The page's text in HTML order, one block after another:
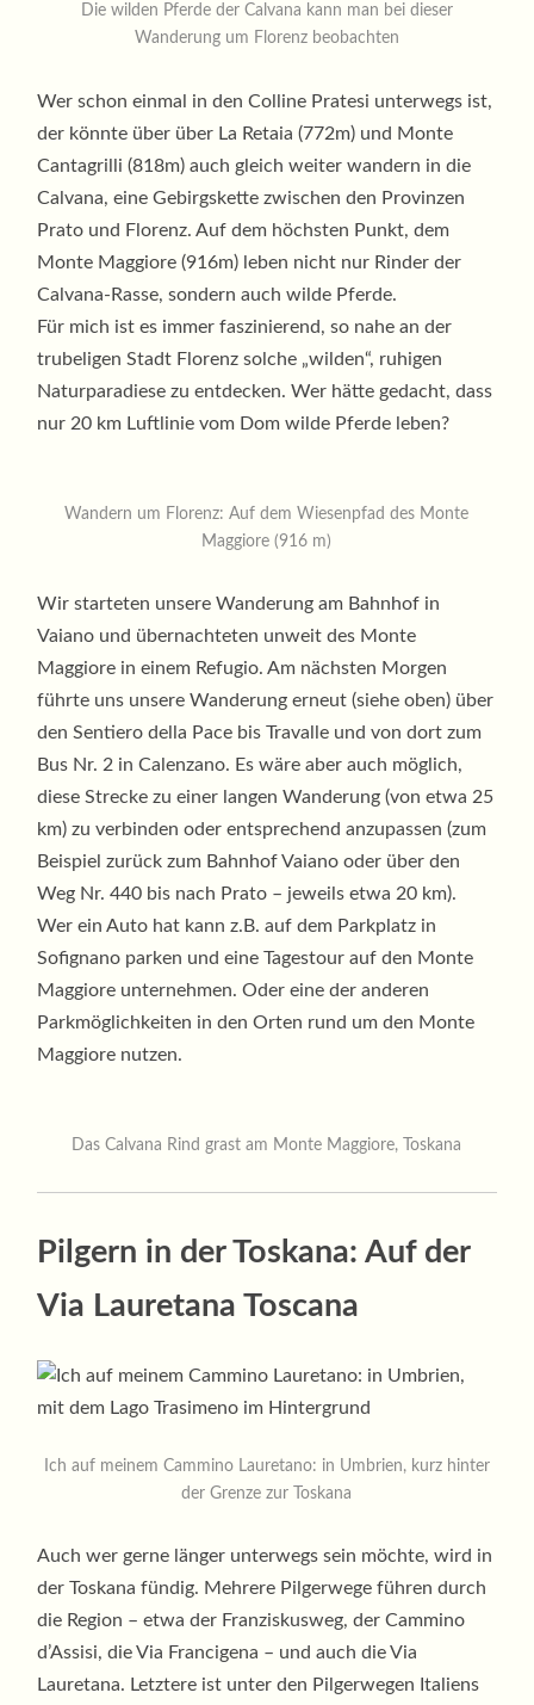
Die wilden Pferde der Calvana kann man bei dieser
Wanderung um Florenz beobachten
Wer schon einmal in den Colline Pratesi unterwegs ist,
der könnte über über La Retaia (772m) und Monte
Cantagrilli (818m) auch gleich weiter wandern in die
Calvana, eine Gebirgskettezwischen den Provinzen
Prato und Florenz. Auf dem höchsten Punkt, dem
Monte Maggiore (916m) leben nicht nur Rinder der
Calvana-Rasse, sondern auch wilde Pferde.
Für mich ist es immer faszinierend, so nahe an der
trubeligen Stadt Florenz solche „wilden“, ruhigen
Naturparadiese zu entdecken. Wer hätte gedacht, dass
nur 20 km Luftlinie vom Dom wilde Pferde leben?
Wandern um Florenz: Auf dem Wiesenpfad des Monte
Maggiore (916 m)
Wir starteten unsere Wanderung am Bahnhof in
Vaiano und übernachteten unweit des Monte
Maggiore in einem Refugio. Am nächsten Morgen
führte uns unsere Wanderung erneut (siehe oben) über
den Sentiero della Pace bis Travalle und von dort zum
Bus Nr. 2 in Calenzano. Es wäre aber auch möglich,
diese Strecke zu einer langen Wanderung (von etwa 25
km) zu verbinden oder entsprechend anzupassen (zum
Beispiel zurück zum Bahnhof Vaiano oder über den
Weg Nr. 440 bis nach Prato – jeweils etwa 20 km).
Wer ein Auto hat kann z.B. auf dem Parkplatz in
Sofignano parken und eine Tagestour auf den Monte
Maggiore unternehmen. Oder eine der anderen
Parkmöglichkeiten in den Orten rund um den Monte
Maggiore nutzen.
Das Calvana Rind grast am Monte Maggiore, Toskana
Pilgern in der Toskana: Auf der
Via Lauretana Toscana
Ich auf meinem Cammino Lauretano: in Umbrien, kurz hinter
der Grenze zur Toskana
Auch wer gerne länger unterwegs sein möchte, wird in
der Toskana fündig. Mehrere Pilgerwege führen durch
die Region – etwa der Franziskusweg, der Cammino
d’Assisi, die Via Francigena – und auch die Via
Lauretana. Letztere ist unter den Pilgerwegen Italiens